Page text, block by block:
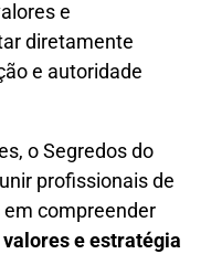
o Segredos do
profissionais de
compreender
e estratégia